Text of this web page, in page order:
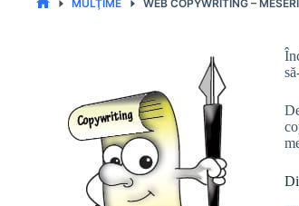
MULŢIME WEB COPYWRITING –